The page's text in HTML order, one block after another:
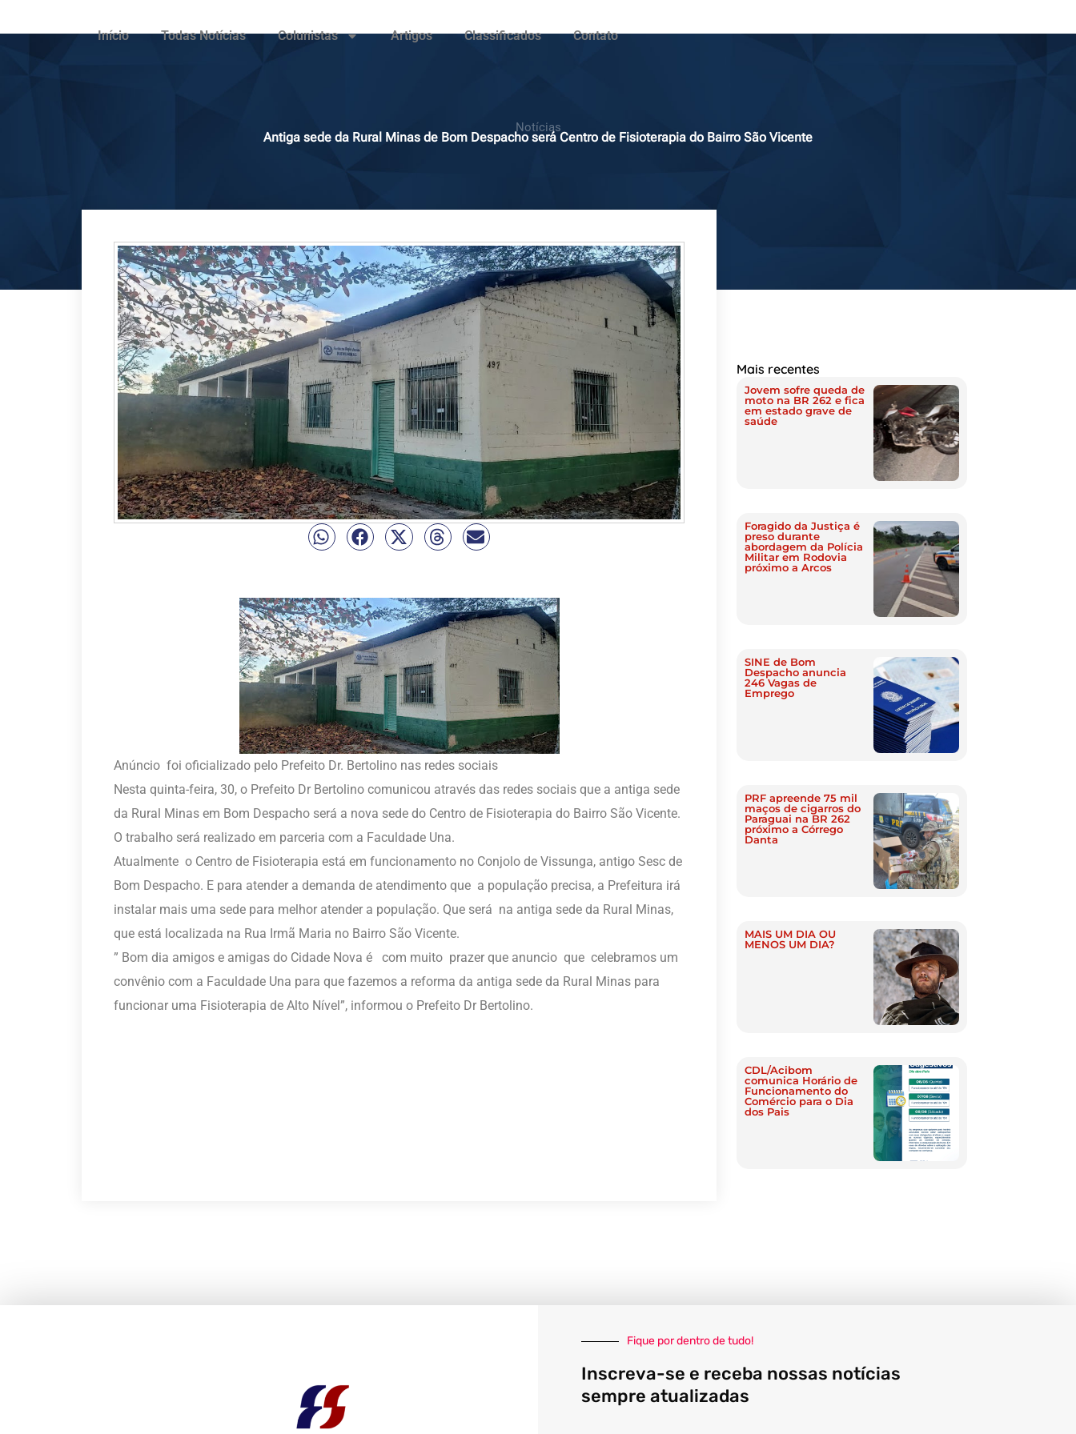
Início Todas Notícias Colunistas Artigos Classificados Contato
Notícias
Antiga sede da Rural Minas de Bom Despacho será Centro de Fisioterapia do Bairro São Vicente
Anúncio foi oficializado pelo Prefeito Dr. Bertolino nas redes sociais
Nesta quinta-feira, 30, o Prefeito Dr Bertolino comunicou através das redes sociais que a antiga sede
da Rural Minas em Bom Despacho será a nova sede do Centro de Fisioterapia do Bairro São Vicente.
O trabalho será realizado em parceria com a Faculdade Una.
Atualmente o Centro de Fisioterapia está em funcionamento no Conjolo de Vissunga, antigo Sesc de
Bom Despacho. E para atender a demanda de atendimento que a população precisa, a Prefeitura irá
instalar mais uma sede para melhor atender a população. Que será na antiga sede da Rural Minas,
que está localizada na Rua Irmã Maria no Bairro São Vicente.
” Bom dia amigos e amigas do Cidade Nova é com muito prazer que anuncio que celebramos um
convênio com a Faculdade Una para que fazemos a reforma da antiga sede da Rural Minas para
funcionar uma Fisioterapia de Alto Nível”, informou o Prefeito Dr Bertolino.
Mais recentes
Jovem sofre queda de
moto na BR 262 e fica
em estado grave de
saúde
Foragido da Justiça é
preso durante
abordagem da Polícia
Militar em Rodovia
próximo a Arcos
SINE de Bom
Despacho anuncia
246 Vagas de
Emprego
PRF apreende 75 mil
maços de cigarros do
Paraguai na BR 262
próximo a Córrego
Danta
MAIS UM DIA OU
MENOS UM DIA?
CDL/Acibom
comunica Horário de
Funcionamento do
Comércio para o Dia
dos Pais
Fique por dentro de tudo!
Inscreva-se e receba nossas notícias
sempre atualizadas